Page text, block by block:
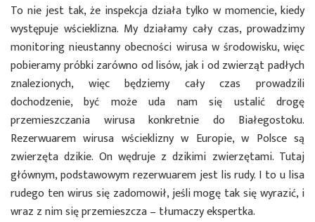
To nie jest tak, że inspekcja działa tylko w momencie, kiedy
występuje wścieklizna. My działamy cały czas, prowadzimy
monitoring nieustanny obecności wirusa w środowisku, więc
pobieramy próbki zarówno od lisów, jak i od zwierząt padłych
znalezionych, więc będziemy cały czas prowadzili
dochodzenie, być może uda nam się ustalić drogę
przemieszczania wirusa konkretnie do Białegostoku.
Rezerwuarem wirusa wścieklizny w Europie, w Polsce są
zwierzęta dzikie. On wędruje z dzikimi zwierzętami. Tutaj
głównym, podstawowym rezerwuarem jest lis rudy. I to u lisa
rudego ten wirus się zadomowił, jeśli mogę tak się wyrazić, i
wraz z nim się przemieszcza – tłumaczy ekspertka.